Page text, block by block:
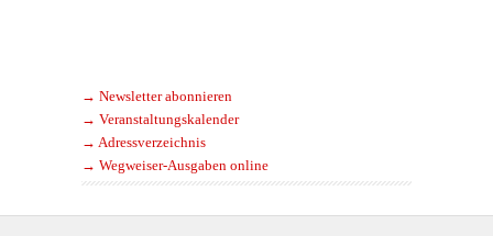
→ Newsletter abonnieren
→ Veranstaltungskalender
→ Adressverzeichnis
→ Wegweiser-Ausgaben online